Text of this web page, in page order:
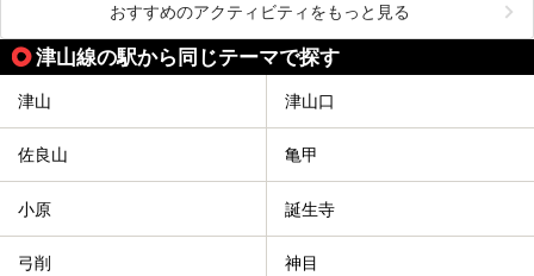
おすすめのアクティビティをもっと見る
津山線の駅から同じテーマで探す
津山 津山口
佐良山 亀甲
小原 誕生寺
弓削 神目